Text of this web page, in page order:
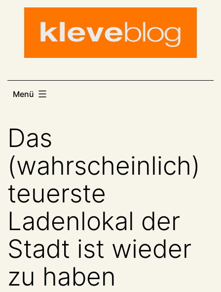
Menü
Das
(wahrscheinlich)
teuerste
Ladenlokal der
Stadt ist wieder
zu haben